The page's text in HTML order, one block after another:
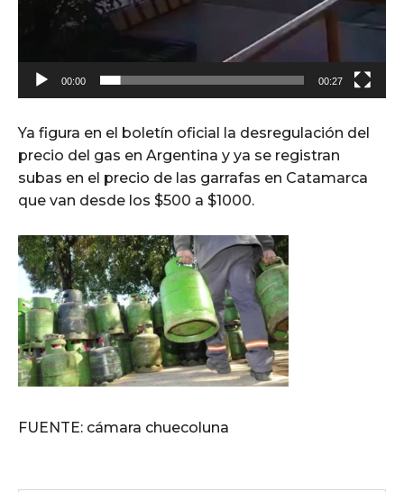
00:00 00:27
Ya figura en el boletín oficial la desregulación del
precio del gas en Argentina y ya se registran
subas en el precio de las garrafas en Catamarca
que van desde los $500 a $1000.
FUENTE: cámara chuecoluna